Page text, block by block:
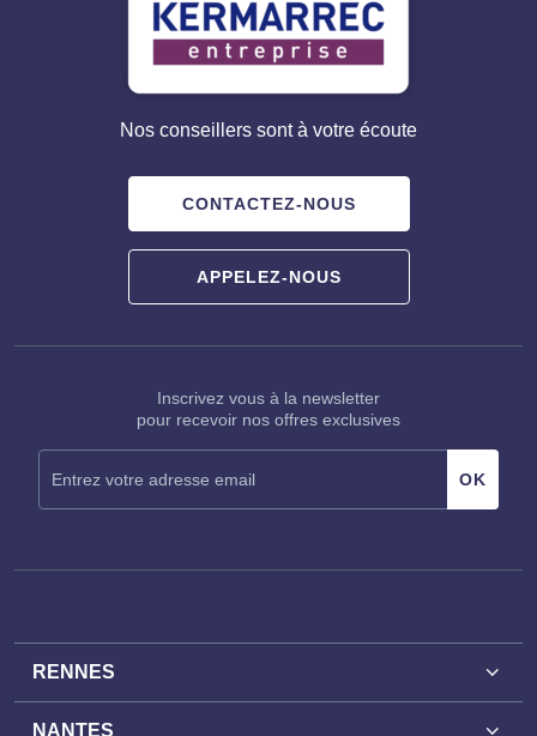
Nos conseillers sont à votre écoute
CONTACTEZ-NOUS
APPELEZ-NOUS
Inscrivez vous à la newsletter
pour recevoir nos offres exclusives
RENNES
NANTES